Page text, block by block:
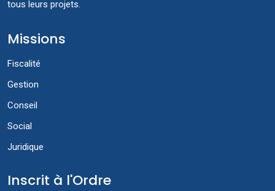
tous leurs projets.
Missions
Fiscalité
Gestion
Conseil
Social
Juridique
Inscrit à l'Ordre